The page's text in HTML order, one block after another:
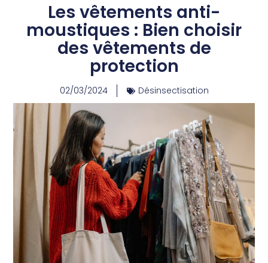
Les vêtements anti-
moustiques : Bien choisir
des vêtements de
protection
02/03/2024 Désinsectisation